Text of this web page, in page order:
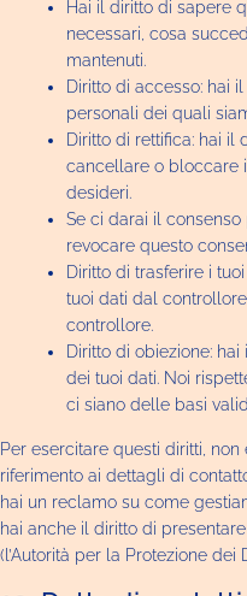
Hai il diritto di sapere
necessari, cosa
mantenuti.
Diritto di accesso: hai
personali dei quali
Diritto di rettifica: hai il
cancellare o bloccare
desideri.
Se ci darai il
revocare questo
Diritto di trasferire i
tuoi dati dal
controllore.
Diritto di obiezione:
dei tuoi dati. Noi
ci siano delle basi
Per esercitare questi diritti,
riferimento ai dettagli di
hai un reclamo su come
hai anche il diritto di
(l’Autorità per la Protezione dei